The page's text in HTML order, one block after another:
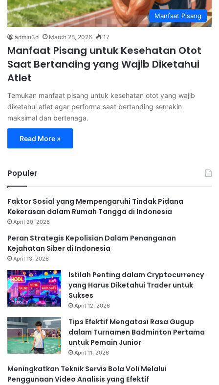
Manfaat Pisang
admin3d March 28, 2026 17
Manfaat Pisang untuk Kesehatan Otot
Saat Bertanding yang Wajib Diketahui
Atlet
Temukan manfaat pisang untuk kesehatan otot yang wajib
diketahui atlet agar performa saat bertanding semakin
maksimal dan bertenaga.
Read More »
Populer
Faktor Sosial yang Mempengaruhi Tindak Pidana
Kekerasan dalam Rumah Tangga di Indonesia
April 20, 2026
Peran Strategis Kepolisian Dalam Penanganan
Kejahatan Siber di Indonesia
April 13, 2026
Istilah Penting dalam Cryptocurrency
yang Harus Diketahui Trader untuk
Sukses
April 12, 2026
Tips Efektif Mengatasi Rasa Gugup
dalam Turnamen Badminton Pertama
untuk Pemain Junior
April 11, 2026
Meningkatkan Teknik Servis Bola Voli Melalui
Penggunaan Video Analisis yang Efektif